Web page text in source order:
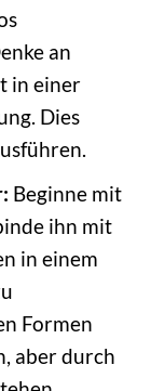
an
in einer
Dies
Beginne mit
ihn mit
in einem
Formen
aber durch